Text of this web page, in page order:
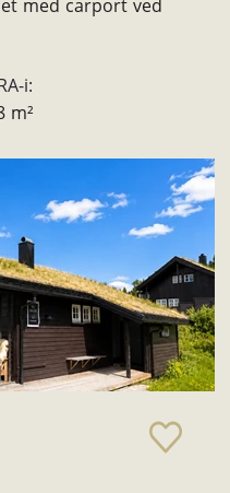
med carport ved
i:
m²